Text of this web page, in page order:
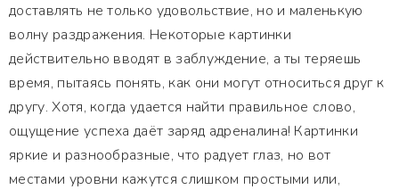
доставлять не только удовольствие, но и маленькую
волну раздражения. Некоторые картинки
действительно вводят в заблуждение, а ты теряешь
время, пытаясь понять, как они могут относиться друг к
другу. Хотя, когда удается найти правильное слово,
ощущение успеха даёт заряд адреналина! Картинки
яркие и разнообразные, что радует глаз, но вот
местами уровни кажутся слишком простыми или,